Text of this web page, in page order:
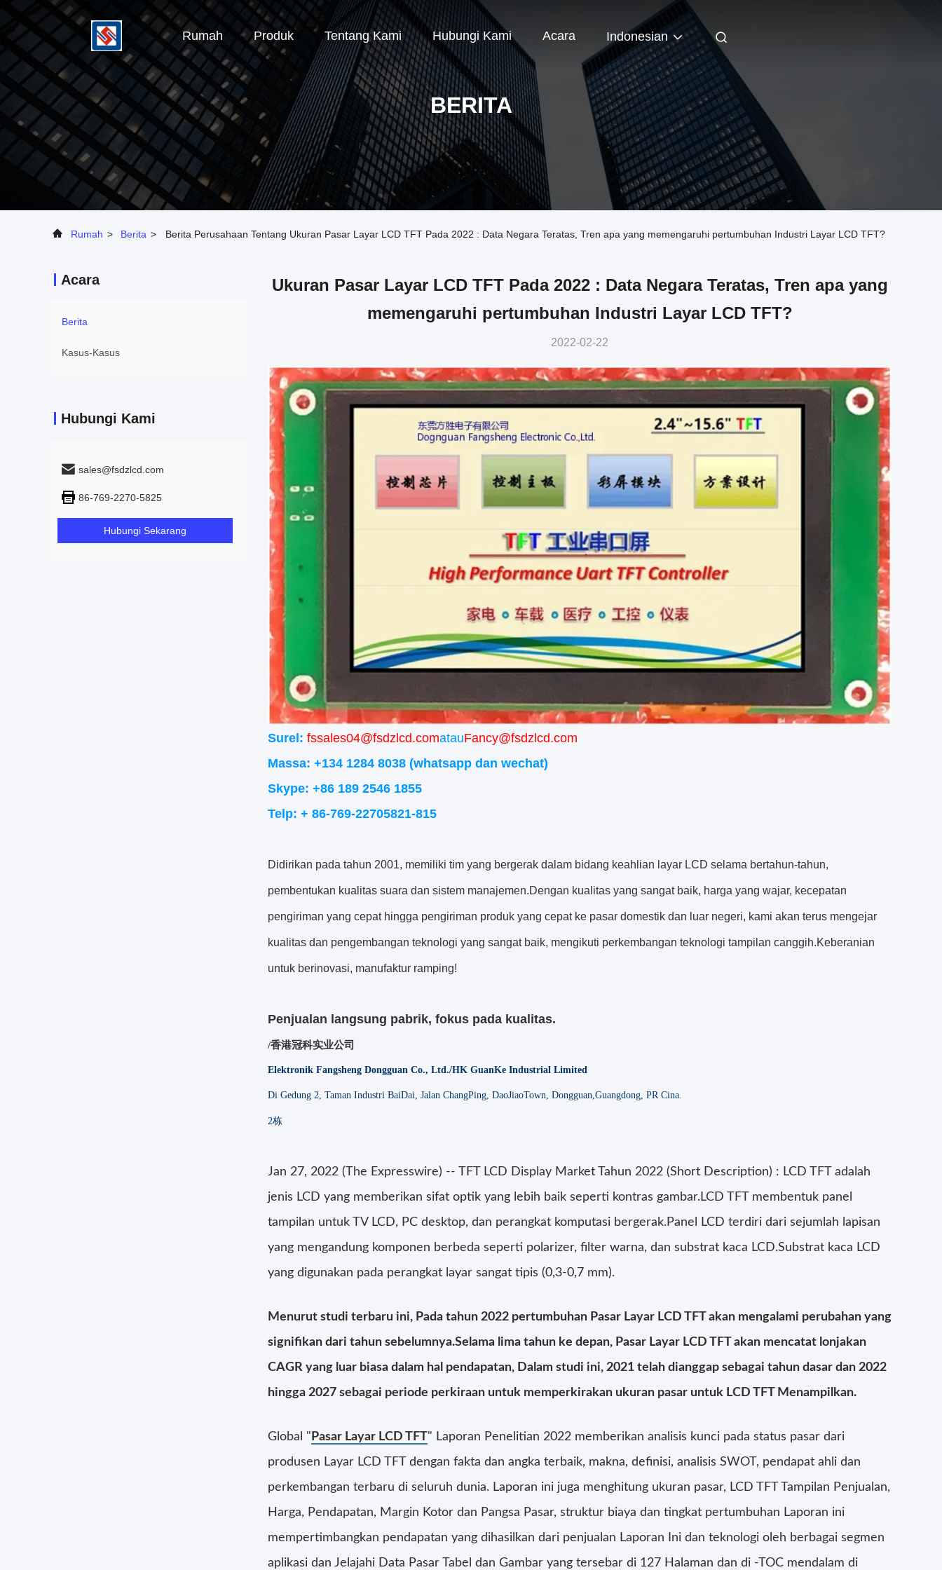
Rumah Produk Tentang Kami Hubungi Kami Acara Indonesian
BERITA
Rumah > Berita > Berita Perusahaan Tentang Ukuran Pasar Layar LCD TFT Pada 2022 : Data Negara Teratas, Tren apa yang memengaruhi pertumbuhan Industri Layar LCD TFT?
Acara
Berita
Kasus-Kasus
Hubungi Kami
sales@fsdzlcd.com
86-769-2270-5825
Hubungi Sekarang
Ukuran Pasar Layar LCD TFT Pada 2022 : Data Negara Teratas, Tren apa yang
memengaruhi pertumbuhan Industri Layar LCD TFT?
2022-02-22
Surel: fssales04@fsdzlcd.comatauFancy@fsdzlcd.com
Massa: +134 1284 8038 (whatsapp dan wechat)
Skype: +86 189 2546 1855
Telp: + 86-769-22705821-815
Didirikan pada tahun 2001, memiliki tim yang bergerak dalam bidang keahlian layar LCD selama bertahun-tahun,
pembentukan kualitas suara dan sistem manajemen.Dengan kualitas yang sangat baik, harga yang wajar, kecepatan
pengiriman yang cepat hingga pengiriman produk yang cepat ke pasar domestik dan luar negeri, kami akan terus mengejar
kualitas dan pengembangan teknologi yang sangat baik, mengikuti perkembangan teknologi tampilan canggih.Keberanian
untuk berinovasi, manufaktur ramping!
Penjualan langsung pabrik, fokus pada kualitas.
/香港冠科实业公司
Elektronik Fangsheng Dongguan Co., Ltd./HK GuanKe Industrial Limited
Di Gedung 2, Taman Industri BaiDai, Jalan ChangPing, DaoJiaoTown, Dongguan,Guangdong, PR Cina.
2栋
Jan 27, 2022 (The Expresswire) -- TFT LCD Display Market Tahun 2022 (Short Description) : LCD TFT adalah
jenis LCD yang memberikan sifat optik yang lebih baik seperti kontras gambar.LCD TFT membentuk panel
tampilan untuk TV LCD, PC desktop, dan perangkat komputasi bergerak.Panel LCD terdiri dari sejumlah lapisan
yang mengandung komponen berbeda seperti polarizer, filter warna, dan substrat kaca LCD.Substrat kaca LCD
yang digunakan pada perangkat layar sangat tipis (0,3-0,7 mm).
Menurut studi terbaru ini, Pada tahun 2022 pertumbuhan Pasar Layar LCD TFT akan mengalami perubahan yang
signifikan dari tahun sebelumnya.Selama lima tahun ke depan, Pasar Layar LCD TFT akan mencatat lonjakan
CAGR yang luar biasa dalam hal pendapatan, Dalam studi ini, 2021 telah dianggap sebagai tahun dasar dan 2022
hingga 2027 sebagai periode perkiraan untuk memperkirakan ukuran pasar untuk LCD TFT Menampilkan.
Global " Pasar Layar LCD TFT" Laporan Penelitian 2022 memberikan analisis kunci pada status pasar dari
produsen Layar LCD TFT dengan fakta dan angka terbaik, makna, definisi, analisis SWOT, pendapat ahli dan
perkembangan terbaru di seluruh dunia. Laporan ini juga menghitung ukuran pasar, LCD TFT Tampilan Penjualan,
Harga, Pendapatan, Margin Kotor dan Pangsa Pasar, struktur biaya dan tingkat pertumbuhan Laporan ini
mempertimbangkan pendapatan yang dihasilkan dari penjualan Laporan Ini dan teknologi oleh berbagai segmen
aplikasi dan Jelajahi Data Pasar Tabel dan Gambar yang tersebar di 127 Halaman dan di -TOC mendalam di